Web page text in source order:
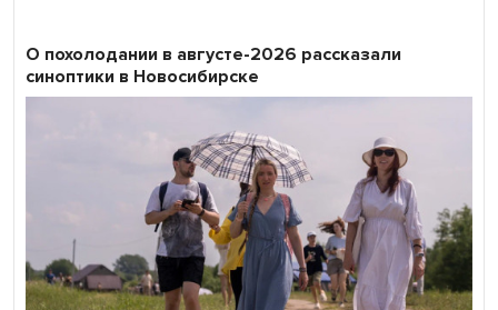
О похолодании в августе-2026 рассказали
синоптики в Новосибирске